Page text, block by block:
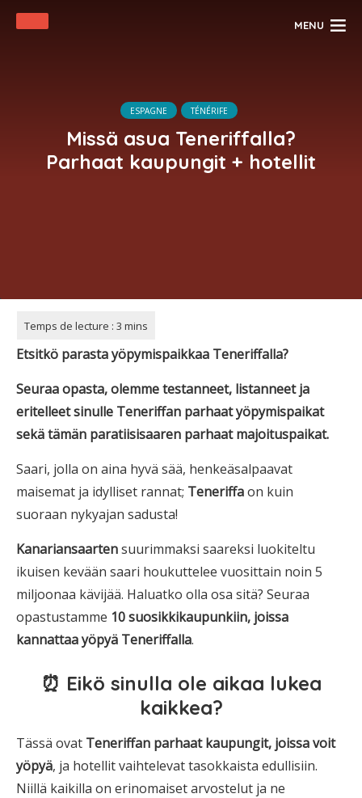
MENU
ESPAGNE TÉNÉRIFE
Missä asua Teneriffalla?
Parhaat kaupungit + hotellit
Etsitkö parasta yöpymispaikkaa Teneriffalla?
Seuraa opasta, olemme testanneet, listanneet ja
eritelleet sinulle Teneriffan parhaat yöpymispaikat
sekä tämän paratiisisaaren parhaat majoituspaikat.
Saari, jolla on aina hyvä sää, henkeäsalpaavat
maisemat ja idylliset rannat; Teneriffaon kuin
suoraan nykyajan sadusta!
Kanariansaartensuurimmaksi saareksi luokiteltu
ikuisen kevään saari houkuttelee vuosittain noin 5
miljoonaa kävijää. Haluatko olla osa sitä? Seuraa
opastustamme 10 suosikkikaupunkiin, joissa
kannattaa yöpyä Teneriffalla.
⏰ Eikö sinulla ole aikaa lukea
kaikkea?
Tässä ovat Teneriffan parhaat kaupungit, joissa voit
yöpyä, ja hotellit vaihtelevat tasokkaista edullisiin.
Niillä kaikilla on erinomaiset arvostelut ja ne